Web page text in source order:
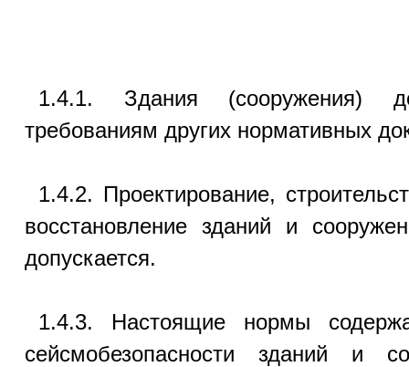
1.4.1. Здания (сооружения)
требованиям других нормативных
1.4.2. Проектирование,
восстановление зданий и
допускается.
1.4.3. Настоящие нормы
сейсмобезопасности зданий и